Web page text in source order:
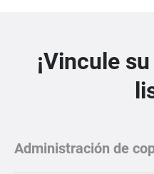
¡Vincule
Administración de